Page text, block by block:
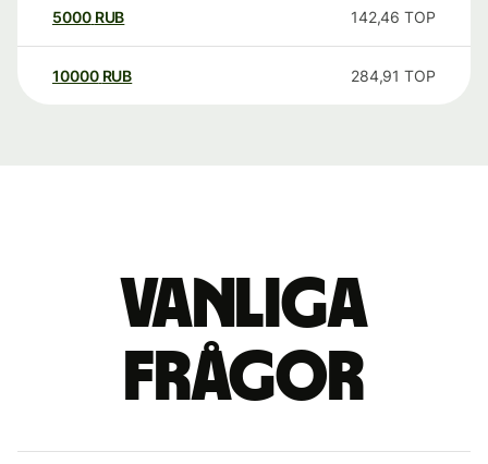
5000 RUB 142,46 TOP
10000 RUB 284,91 TOP
Vanliga
frågor